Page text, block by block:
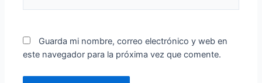
Guarda mi nombre, correo electrónico y web en
este navegador para la próxima vez que comente.